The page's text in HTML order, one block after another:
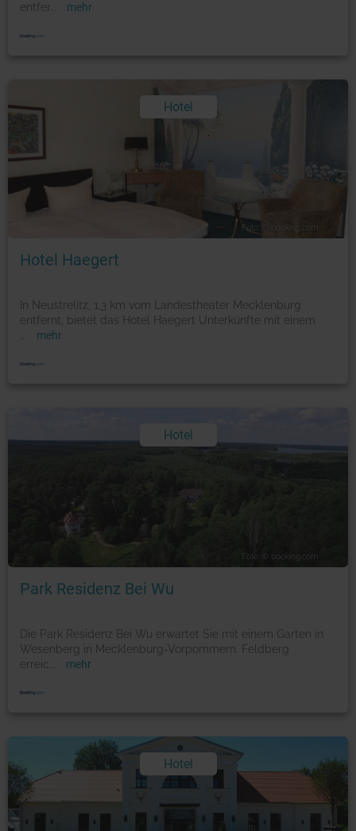
entfer
mehr
Hotel
Foto: © booking.com
Hotel Haegert
In Neustrelitz, 1,3 km vom Landestheater Mecklenburg
entfernt, bietet das Hotel Haegert Unterkünfte mit einem
mehr
Hotel
Foto: © booking.com
Park Residenz Bei Wu
Die Park Residenz Bei Wu erwartet Sie mit einem Garten in
Wesenberg in Mecklenburg-Vorpommern. Feldberg
erreic
mehr
Hotel